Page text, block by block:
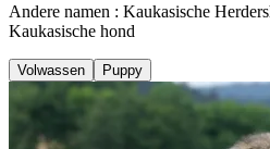
Andere namen : Kaukasische
Kaukasische hond
Volwassen Puppy